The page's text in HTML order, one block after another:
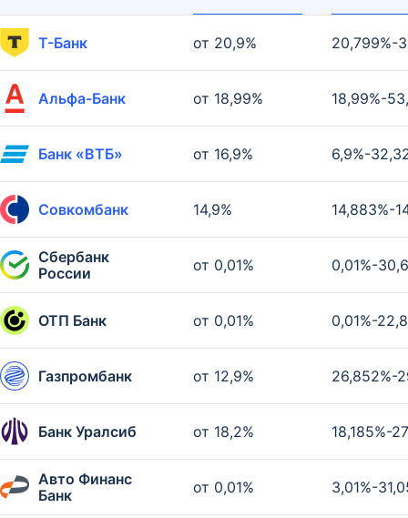
Т-Банк от 20,9% 20,799%-
Альфа-Банк от 18,99% 18,99%-
Банк «ВТБ» от 16,9% 6,9%-
Совкомбанк 14,9% 14,883%-
Сбербанк
России
от 0,01% 0,01%-
ОТП Банк от 0,01% 0,01%-
Газпромбанк от 12,9% 26,852%-
Банк Уралсиб от 18,2% 18,185%-
Авто Финанс
Банк
от 0,01% 3,01%-